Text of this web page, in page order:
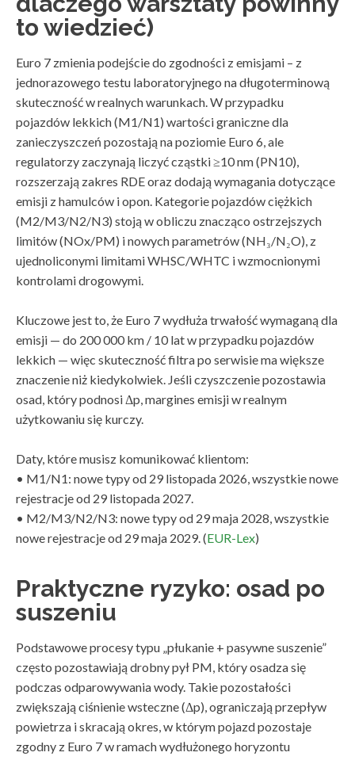
to wiedzieć)
Euro 7 zmienia podejście do zgodności z emisjami – z
jednorazowego testu laboratoryjnego na długoterminową
skuteczność w realnych warunkach. W przypadku
pojazdów lekkich (M1/N1) wartości graniczne dla
zanieczyszczeń pozostają na poziomie Euro 6, ale
regulatorzy zaczynają liczyć cząstki ≥10 nm (PN10),
rozszerzają zakres RDE oraz dodają wymagania dotyczące
emisji z hamulców i opon. Kategorie pojazdów ciężkich
(M2/M3/N2/N3) stoją w obliczu znacząco ostrzejszych
limitów (NOx/PM) i nowych parametrów (NH₃/N₂O), z
ujednoliconymi limitami WHSC/WHTC i wzmocnionymi
kontrolami drogowymi.
Kluczowe jest to, że Euro 7 wydłuża trwałość wymaganą dla
emisji — do 200 000 km / 10 lat w przypadku pojazdów
lekkich — więc skuteczność filtra po serwisie ma większe
znaczenie niż kiedykolwiek. Jeśli czyszczenie pozostawia
osad, który podnosi Δp, margines emisji w realnym
użytkowaniu się kurczy.
Daty, które musisz komunikować klientom:
• M1/N1: nowe typy od 29 listopada 2026, wszystkie nowe
rejestracje od 29 listopada 2027.
• M2/M3/N2/N3: nowe typy od 29 maja 2028, wszystkie
nowe rejestracje od 29 maja 2029. (EUR-Lex)
Praktyczne ryzyko: osad po
suszeniu
Podstawowe procesy typu „płukanie + pasywne suszenie”
często pozostawiają drobny pył PM, który osadza się
podczas odparowywania wody. Takie pozostałości
zwiększają ciśnienie wsteczne (Δp), ograniczają przepływ
powietrza i skracają okres, w którym pojazd pozostaje
zgodny z Euro 7 w ramach wydłużonego horyzontu